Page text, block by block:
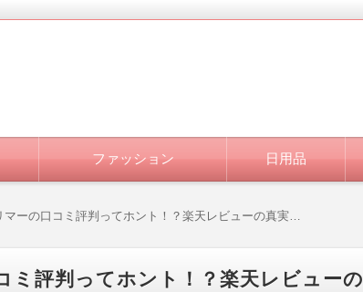
ファッション 日用品
マーの口コミ評判ってホント！？楽天レビューの真実…
ミ評判ってホント！？楽天レビューの